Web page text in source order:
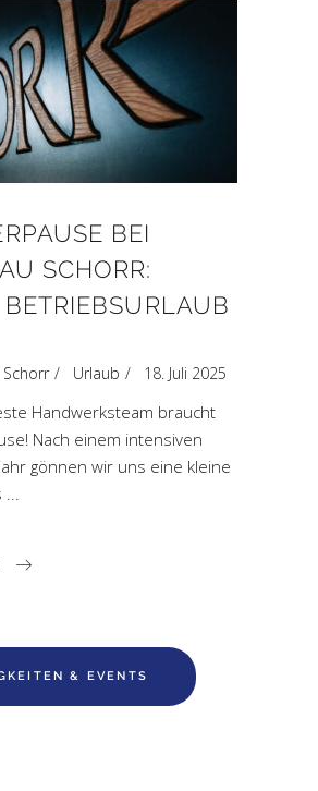
BEI
SCHORR:
Urlaub 18. Juli 2025
Handwerksteam braucht
Nach einem intensiven
gönnen wir uns eine kleine
& EVENTS